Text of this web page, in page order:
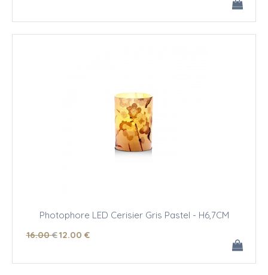
Photophore LED Cerisier Gris Pastel - H6,7CM
16.00 €12.00 €